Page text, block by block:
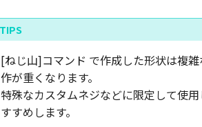
[ねじ山]コマンド で作成した形状は複
作が重くなります。
特殊なカスタムネジなどに限定して使
すすめします。